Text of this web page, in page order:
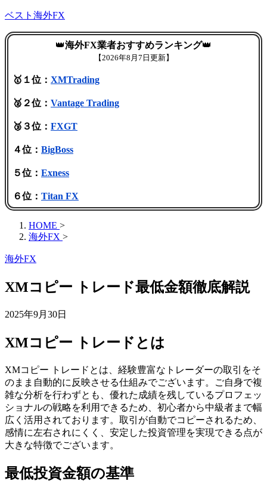
ベスト海外FX
👑海外FX業者おすすめランキング👑
【2026年8月7日更新】
🥇１位： XMTrading
🥈２位： Vantage Trading
🥉３位： FXGT
４位： BigBoss
５位： Exness
６位： Titan FX
HOME >
海外FX >
海外FX
XMコピー トレード最低金額徹底解説
2025年9月30日
XMコピー トレードとは
XMコピー トレードとは、経験豊富なトレーダーの取引をそ
のまま自動的に反映させる仕組みでございます。ご自身で複
雑な分析を行わずとも、優れた成績を残しているプロフェッ
ショナルの戦略を利用できるため、初心者から中級者まで幅
広く活用されております。取引が自動でコピーされるため、
感情に左右されにくく、安定した投資管理を実現できる点が
大きな特徴でございます。
最低投資金額の基準